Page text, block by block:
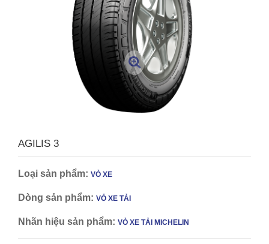
AGILIS 3
Loại sản phẩm: VỎ XE
Dòng sản phẩm: VỎ XE TẢI
Nhãn hiệu sản phẩm: VỎ XE TẢI MICHELIN